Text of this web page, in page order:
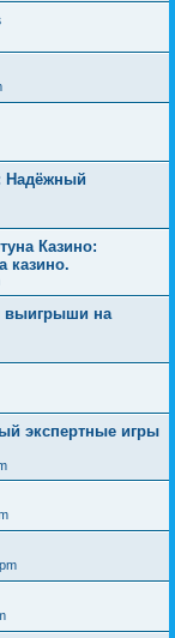
Надёжный
Казино:
казино.
выигрыши на
экспертные игры